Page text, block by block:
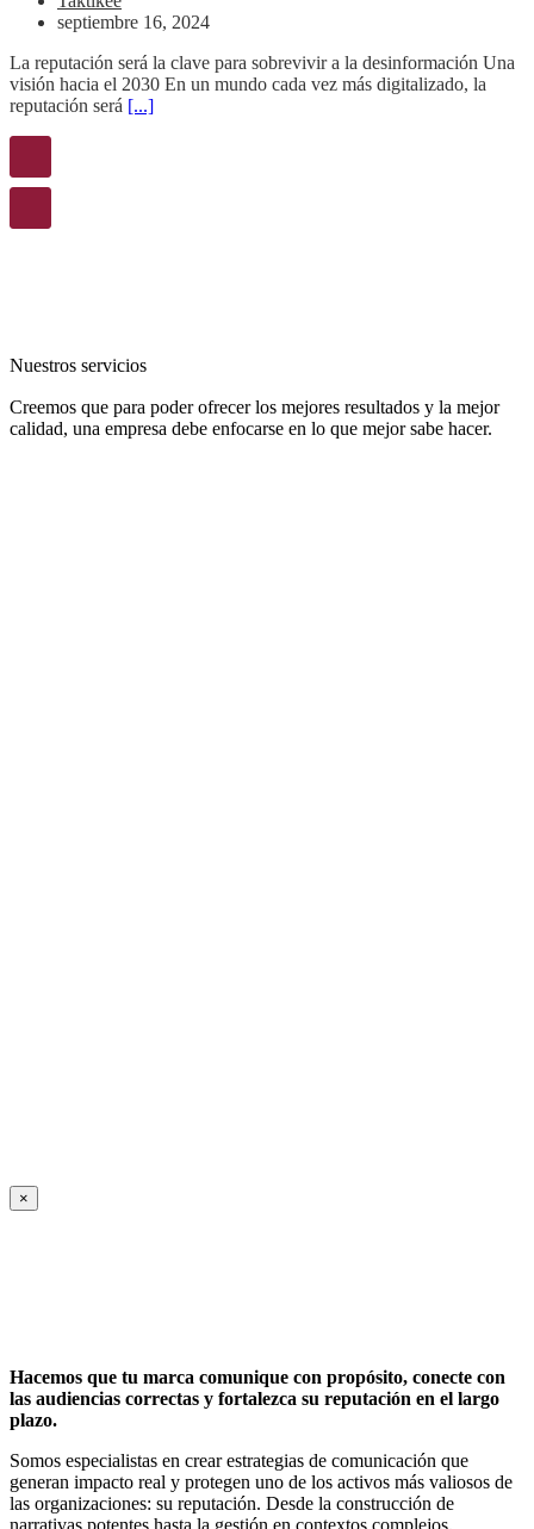
septiembre 16, 2024
La reputación será la clave para sobrevivir a la desinformación Una
visión hacia el 2030 En un mundo cada vez más digitalizado, la
reputación será [...]
Nuestros servicios
Creemos que para poder ofrecer los mejores resultados y la mejor
calidad, una empresa debe enfocarse en lo que mejor sabe hacer.
×
Hacemos que tu marca comunique con propósito, conecte con
las audiencias correctas y fortalezca su reputación en el largo
plazo.
Somos especialistas en crear estrategias de comunicación que
generan impacto real y protegen uno de los activos más valiosos de
las organizaciones: su reputación. Desde la construcción de
narrativas potentes hasta la gestión en contextos complejos,